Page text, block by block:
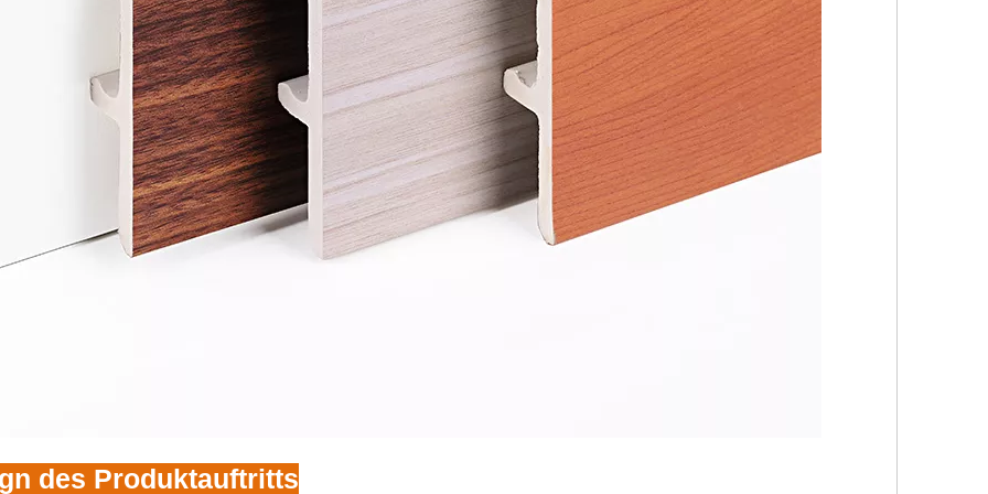
des Produktauftritts